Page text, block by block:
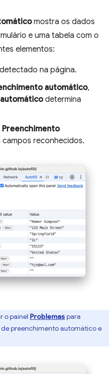
mostra os dados
e uma tabela com o
elementos:
na página.
automático,
determina
Preenchimento
reconhecidos.
o painel Problemaspara
preenchimento automático e